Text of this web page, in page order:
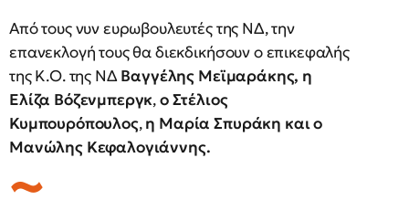
Από τους νυν ευρωβουλευτές της ΝΔ, την
επανεκλογή τους θα διεκδικήσουν ο επικεφαλής
της Κ.Ο. της ΝΔΒαγγέλης Μεϊμαράκης, η
Ελίζα Βόζενμπεργκ,ο Στέλιος
Κυμπουρόπουλος,η Μαρία Σπυράκη και ο
Μανώλης Κεφαλογιάννης.